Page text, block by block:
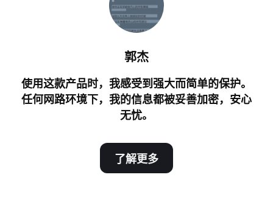
郭杰
使用这款产品时，我感受到强大而简单的保护。
任何网路环境下，我的信息都被妥善加密，安心
无忧。
了解更多